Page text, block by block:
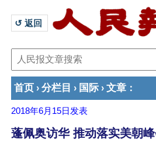
↺ 返回
首页 › 分栏目 › 国际 › 文章 ：
2018年6月15日 发表
蓬佩奥访华 推动落实美朝